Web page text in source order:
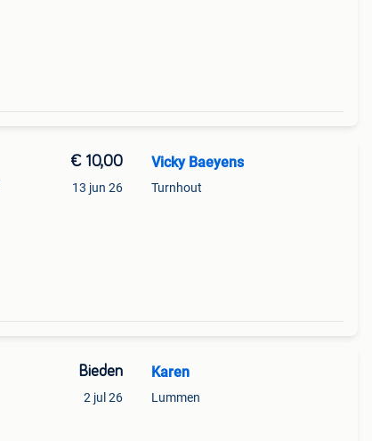
€ 10,00
13 jun 26
Vicky Baeyens
Turnhout
Bieden
2 jul 26
Karen
Lummen